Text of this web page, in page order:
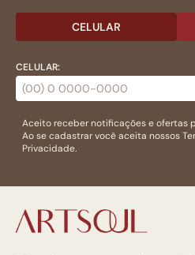
CELULAR
CELULAR:
Aceito receber notificações e ofertas
Ao se cadastrar você aceita nossos
Privacidade.